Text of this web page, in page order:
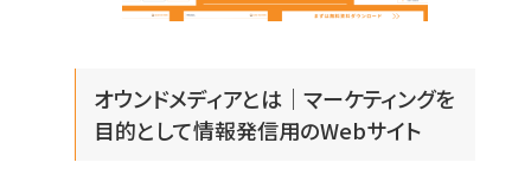
オウンドメディアとは｜マーケティングを
目的として情報発信用のWebサイト